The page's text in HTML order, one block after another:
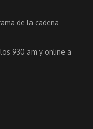
de la cadena
930 am y online a